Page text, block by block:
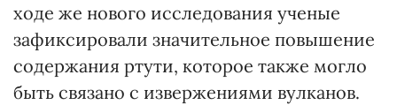
ходе же нового исследования ученые
зафиксировали значительное повышение
содержания ртути, которое также могло
быть связано с извержениями вулканов.